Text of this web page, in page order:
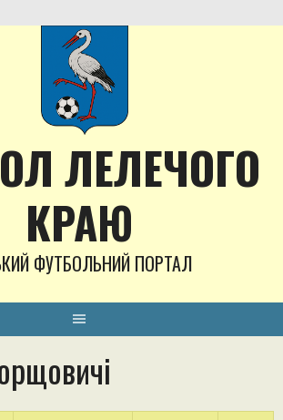
ЛЕЛЕЧОГО
КРАЮ
ФУТБОЛЬНИЙ ПОРТАЛ